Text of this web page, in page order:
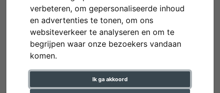
verbeteren, om gepersonaliseerde inhoud
en advertenties te tonen, om ons
websiteverkeer te analyseren en om te
begrijpen waar onze bezoekers vandaan
komen.
Ik ga akkoord
Aluminium lijst Vega Barok lijst Helena